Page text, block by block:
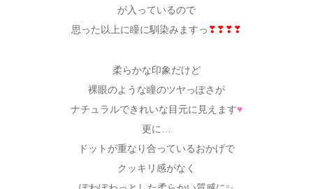
が入っているので
思った以上に瞳に馴染みますっ ❣❣❣❣
柔らかな印象だけど
裸眼のような瞳のツヤっぽさが
ナチュラルできれいな目元に見えます♥
更に…
ドットが重なり合っているおかげで
クッキリ感がなく